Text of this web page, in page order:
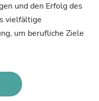
und den Erfolg des
vielfältige
um berufliche Ziele